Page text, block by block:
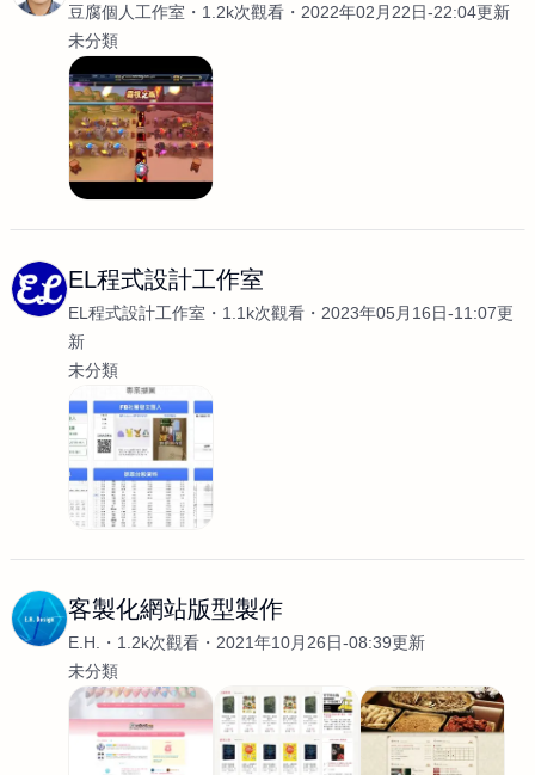
豆腐個人工作室 1.2k次觀看
2022年02月22日-22:04更新
未分類
EL程式設計工作室
EL程式設計工作室 1.1k次觀看
2023年05月16日-11:07更
新
未分類
客製化網站版型製作
E.H. 1.2k次觀看
2021年10月26日-08:39更新
未分類